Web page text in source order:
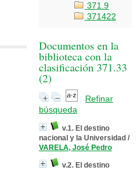
371.9
371422
Documentos en la
biblioteca con la
clasificación 371.33
(2)
Refinar
búsqueda
v.1. El destino
nacional y la Universidad /
VARELA, José Pedro
v.2. El destino